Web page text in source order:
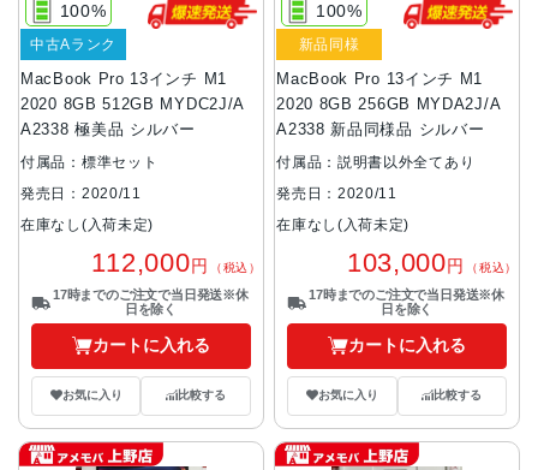
MacBook Pro 13インチ M1
2020 8GB 512GB MYDC2J/A
A2338 極美品 シルバー
100%
中古Aランク
付属品：標準セット
発売日：2020/11
在庫なし(入荷未定)
112,000円 （税込）
17時までのご注文で当日発送※休
日を除く
カートに入れる
お気に入り 比較する
MacBook Pro 13インチ M1
2020 8GB 256GB MYDA2J/A
A2338 新品同様品 シルバー
100%
新品同様
付属品：説明書以外全てあり
発売日：2020/11
在庫なし(入荷未定)
103,000円 （税込）
17時までのご注文で当日発送※休
日を除く
カートに入れる
お気に入り 比較する